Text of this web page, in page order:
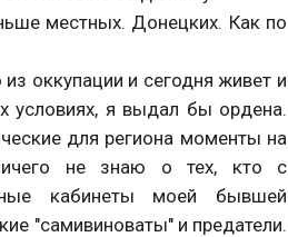
местных. Донецких. Как по
оккупации и сегодня живет и
условиях, я выдал бы ордена.
для региона моменты на
не знаю о тех, кто с
кабинеты моей бывшей
"самивиноваты" и предатели.